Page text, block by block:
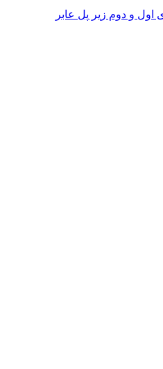
اول و دوم زیر پل عابر